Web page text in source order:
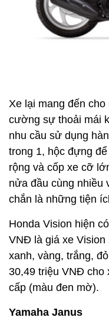
Xe lại mang đến
cường sự thoải mái
nhu cầu sử dụng
trong 1, hộc đựng
rộng và cốp xe cỡ
nửa đầu cùng nhiều
chắn là những tiện
Honda Vision hiện
VNĐ là giá xe Vision
xanh, vàng, trắng,
30,49 triệu VNĐ cho
cấp (màu đen mờ).
Yamaha Janus